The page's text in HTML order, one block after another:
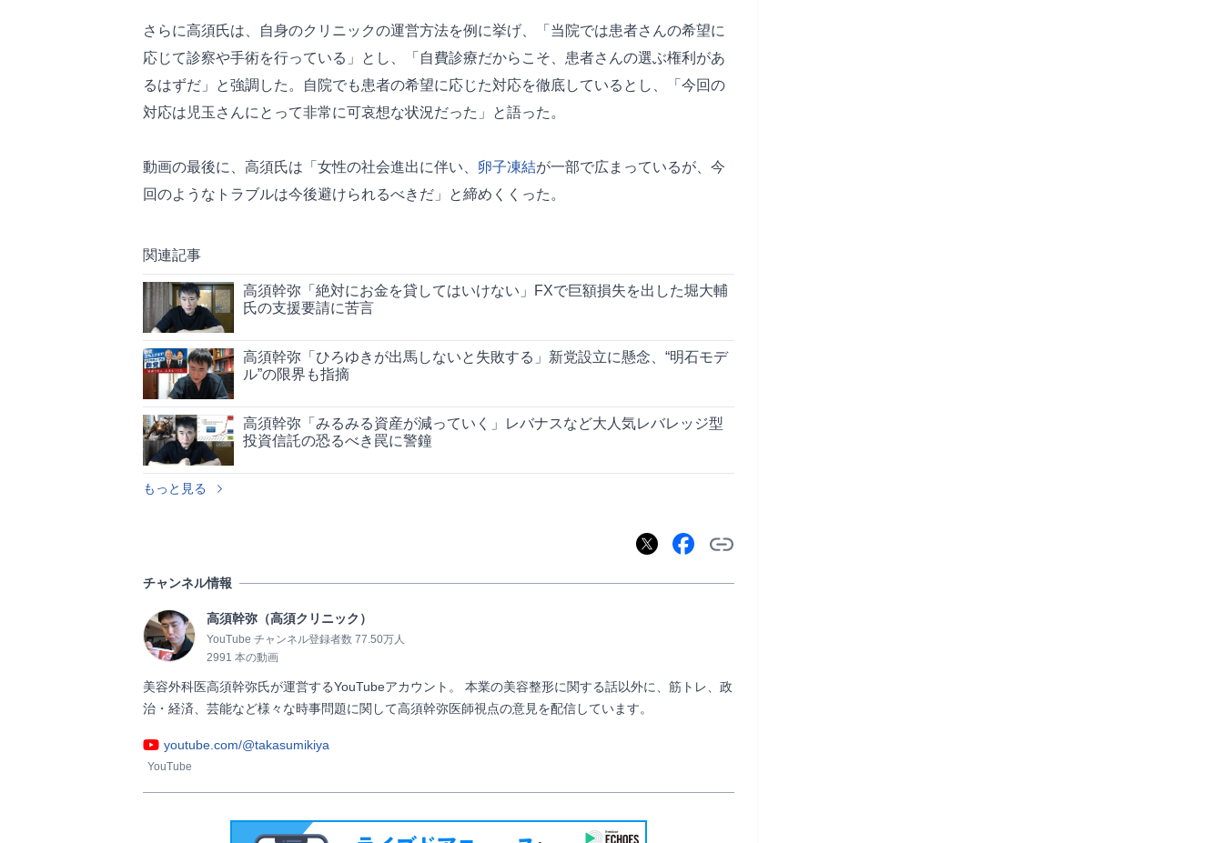
さらに高須氏は、自身のクリニックの運営方法を例に挙げ、「当院では患者さんの希望に
応じて診察や手術を行っている」とし、「自費診療だからこそ、患者さんの選ぶ権利があ
るはずだ」と強調した。自院でも患者の希望に応じた対応を徹底しているとし、「今回の
対応は児玉さんにとって非常に可哀想な状況だった」と語った。
動画の最後に、高須氏は「女性の社会進出に伴い、 卵子凍結が一部で広まっているが、今
回のようなトラブルは今後避けられるべきだ」と締めくくった。
関連記事
高須幹弥「絶対にお金を貸してはいけない」FXで巨額損失を出した堀大輔
氏の支援要請に苦言
高須幹弥「ひろゆきが出馬しないと失敗する」新党設立に懸念、“明石モデ
ル”の限界も指摘
高須幹弥「みるみる資産が減っていく」レバナスなど大人気レバレッジ型
投資信託の恐るべき罠に警鐘
もっと見る
チャンネル情報
高須幹弥（高須クリニック）
YouTube チャンネル登録者数 77.50万人
2991 本の動画
美容外科医高須幹弥氏が運営するYouTubeアカウント。 本業の美容整形に関する話以外に、筋トレ、政
治・経済、芸能など様々な時事問題に関して高須幹弥医師視点の意見を配信しています。
youtube.com/@takasumikiya
YouTube